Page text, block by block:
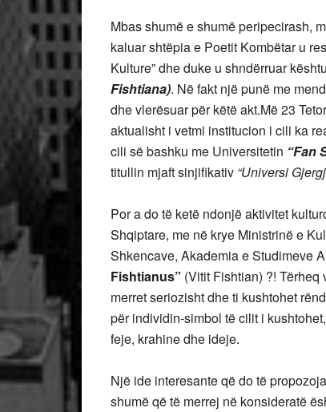
Mbas shumë e shumë peripecirash,
kaluar shtëpia e Poetit Kombëtar u
Kulture” dhe duke u shndërruar
Fishtiana). Në fakt një punë me
dhe vlerësuar për këtë akt.Më 23
aktualisht i vetmi institucion i cili ka
cili së bashku me Universitetin “Fan
titullin mjaft sinjifikativ “Universi
Por a do të ketë ndonjë aktivitet
Shqiptare, me në krye Ministrinë e
Shkencave, Akademia e Studimeve
Fishtianus” (Vitit Fishtian) ?!
merret seriozisht dhe ti kushtohet
për individin-simbol të cilit i
feje, krahine dhe ideje.
Një ide interesante që do të
shumë që të merrej në konsideratë